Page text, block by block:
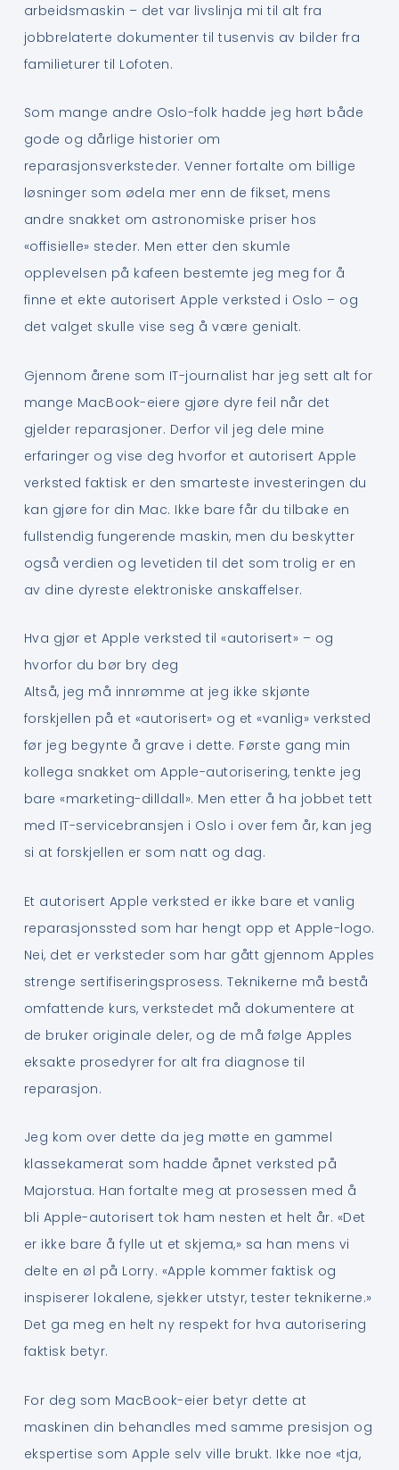
arbeidsmaskin – det var livslinja mi til alt fra
jobbrelaterte dokumenter til tusenvis av bilder fra
familieturer til Lofoten.
Som mange andre Oslo-folk hadde jeg hørt både
gode og dårlige historier om
reparasjonsverksteder. Venner fortalte om billige
løsninger som ødela mer enn de fikset, mens
andre snakket om astronomiske priser hos
«offisielle» steder. Men etter den skumle
opplevelsen på kafeen bestemte jeg meg for å
finne et ekte autorisert Apple verksted i Oslo – og
det valget skulle vise seg å være genialt.
Gjennom årene som IT-journalist har jeg sett alt for
mange MacBook-eiere gjøre dyre feil når det
gjelder reparasjoner. Derfor vil jeg dele mine
erfaringer og vise deg hvorfor et autorisert Apple
verksted faktisk er den smarteste investeringen du
kan gjøre for din Mac. Ikke bare får du tilbake en
fullstendig fungerende maskin, men du beskytter
også verdien og levetiden til det som trolig er en
av dine dyreste elektroniske anskaffelser.
Hva gjør et Apple verksted til «autorisert» – og
hvorfor du bør bry deg
Altså, jeg må innrømme at jeg ikke skjønte
forskjellen på et «autorisert» og et «vanlig» verksted
før jeg begynte å grave i dette. Første gang min
kollega snakket om Apple-autorisering, tenkte jeg
bare «marketing-dilldall». Men etter å ha jobbet tett
med IT-servicebransjen i Oslo i over fem år, kan jeg
si at forskjellen er som natt og dag.
Et autorisert Apple verksted er ikke bare et vanlig
reparasjonssted som har hengt opp et Apple-logo.
Nei, det er verksteder som har gått gjennom Apples
strenge sertifiseringsprosess. Teknikerne må bestå
omfattende kurs, verkstedet må dokumentere at
de bruker originale deler, og de må følge Apples
eksakte prosedyrer for alt fra diagnose til
reparasjon.
Jeg kom over dette da jeg møtte en gammel
klassekamerat som hadde åpnet verksted på
Majorstua. Han fortalte meg at prosessen med å
bli Apple-autorisert tok ham nesten et helt år. «Det
er ikke bare å fylle ut et skjema,» sa han mens vi
delte en øl på Lorry. «Apple kommer faktisk og
inspiserer lokalene, sjekker utstyr, tester teknikerne.»
Det ga meg en helt ny respekt for hva autorisering
faktisk betyr.
For deg som MacBook-eier betyr dette at
maskinen din behandles med samme presisjon og
ekspertise som Apple selv ville brukt. Ikke noe «tja,